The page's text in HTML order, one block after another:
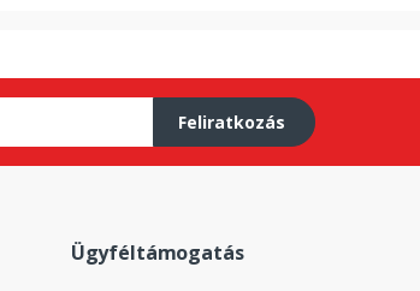
Feliratkozás
Ügyféltámogatás